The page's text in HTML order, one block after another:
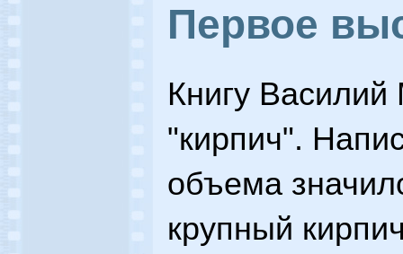
Первое
Книгу
"кирпич".
объема
крупный